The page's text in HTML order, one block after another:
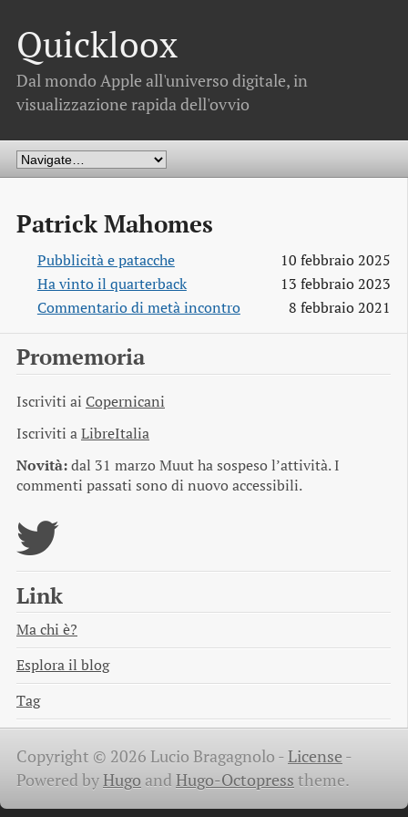
Quickloox
Dal mondo Apple all'universo digitale, in
visualizzazione rapida dell'ovvio
Patrick Mahomes
Pubblicità e patacche
10 febbraio 2025
Ha vinto il quarterback
13 febbraio 2023
Commentario di metà incontro
8 febbraio 2021
Promemoria
Iscriviti ai Copernicani
Iscriviti aLibreItalia
Novità:dal 31 marzo Muut ha sospeso l’attività. I
commenti passati sono di nuovo accessibili.
Link
Ma chi è?
Esplora il blog
Tag
Copyright © 2026 Lucio Bragagnolo -License -
Powered byHugo and Hugo-Octopress theme.